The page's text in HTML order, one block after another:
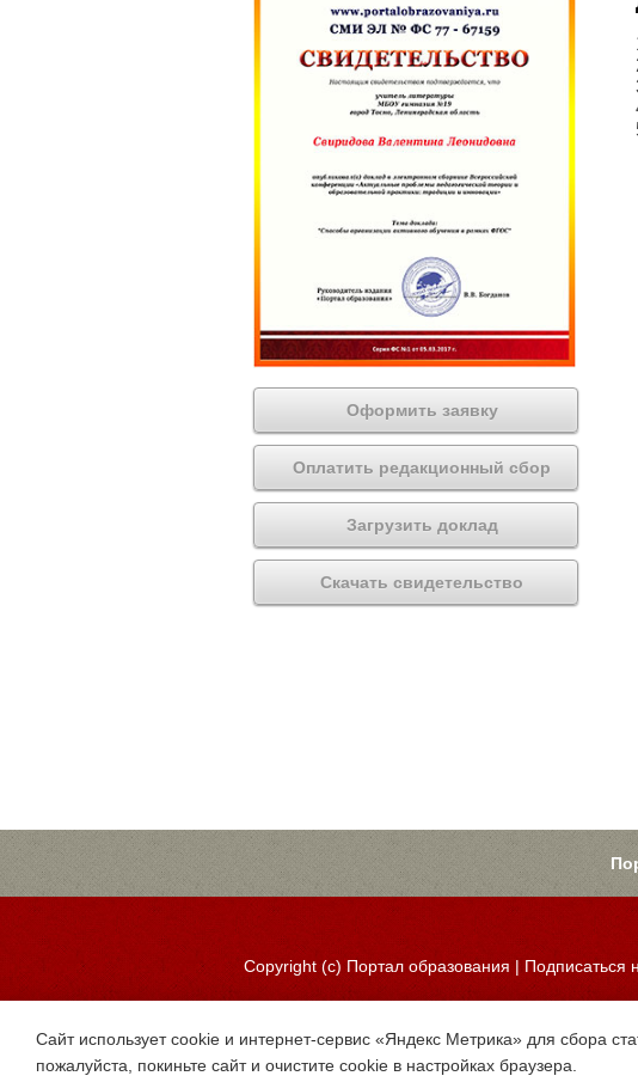
Оформить заявку
Оплатить редакционный сбор
Загрузить доклад
Скачать свидетельство
Copyright (c) Портал образования | Подписаться
Сайт использует cookie и интернет-сервис «Яндекс Метрика» для сбора
пожалуйста, покиньте сайт и очистите cookie в настройках браузера.